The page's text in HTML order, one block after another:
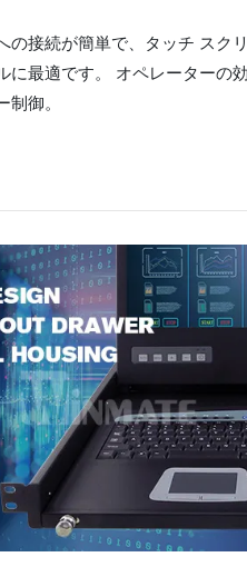
の接続が簡単で、タッチ スク
に最適です。 オペレーターの
御。